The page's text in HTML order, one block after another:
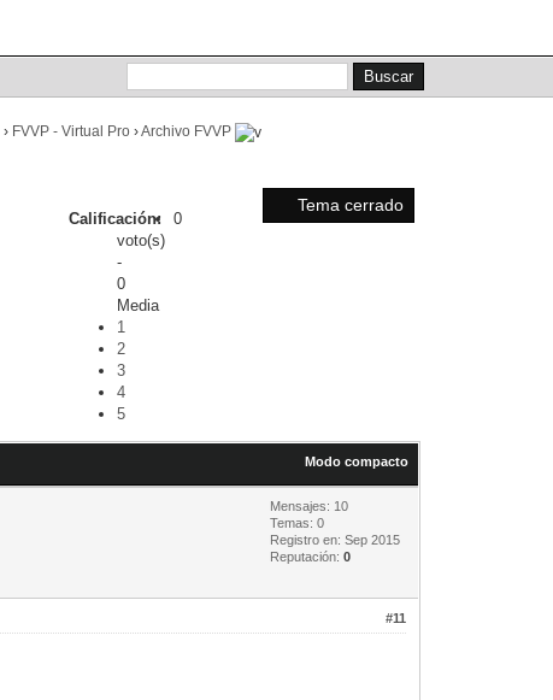
› FVVP - Virtual Pro ›Archivo FVVP
Tema cerrado
Calificación:
0
voto(s)
-
0
Media
1
2
3
4
5
Modo compacto
Mensajes: 10
Temas: 0
Registro en: Sep 2015
Reputación:0
#11